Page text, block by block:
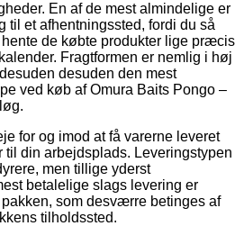
En af de mest almindelige er
et afhentningssted, fordi du så
de købte produkter lige præcis
Fragtformen er nemlig i høj
desuden den mest
ved køb af Omura Baits Pongo –
for og imod at få varerne leveret
til din arbejdsplads. Leveringstypen
men tillige yderst
betalelige slags levering er
som desværre betinges af
tilholdssted.